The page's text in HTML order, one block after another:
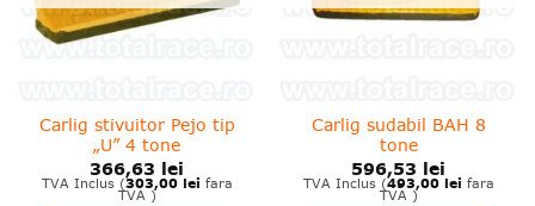
Carlig stivuitor Pejo tip
„U” 4 tone
366,63 lei
TVA Inclus (303,00 lei fara
TVA )
Carlig sudabil BAH 8
tone
596,53 lei
TVA Inclus (493,00 lei fara
TVA )